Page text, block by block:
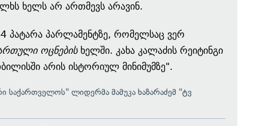
ხელს არ ართმევს არავინ.
პატარა პარლამენტზე, რომელსაც ვერ
ოცნებისხელში. კახა კალაძის რეიტინგი
არის ისტორიულ მინიმუმზე".
ლიდერმა მამუკა ხაზარაძემ "ტვ